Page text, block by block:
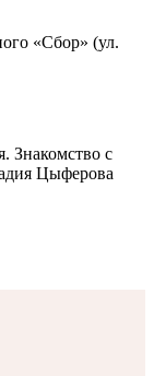
«Сбор» (ул.
Знакомство с
Цыферова